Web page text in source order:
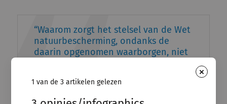
×
1 van de 3 artikelen gelezen
Waarom zorgt het stelsel van de Wet
natuurbescherming, ondanks de
daarin opgenomen waarborgen, niet
biodiversiteit?